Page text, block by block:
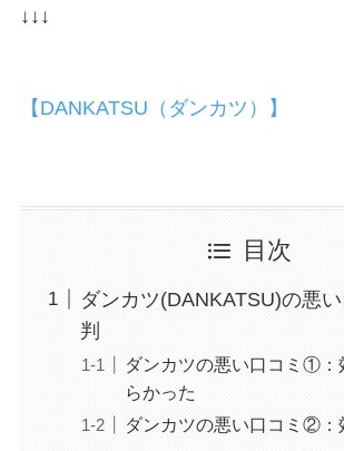
↓↓↓
【DANKATSU（ダンカツ）】
目次
ダンカツ(DANKATSU)の悪
判
ダンカツの悪い口コミ①：
らかった
ダンカツの悪い口コミ②：